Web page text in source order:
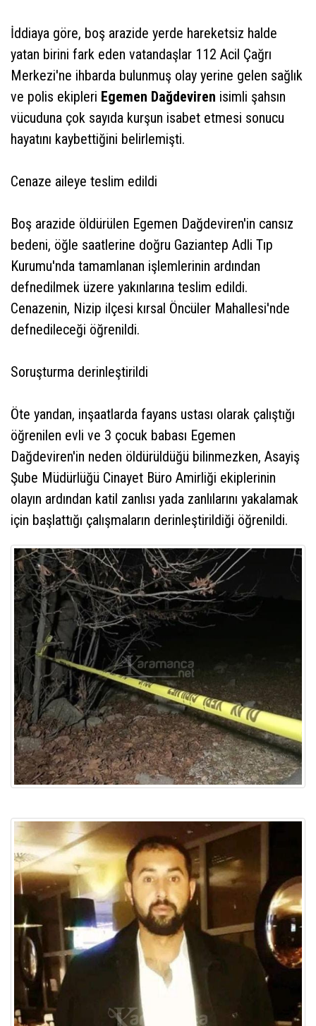
İddiaya göre, boş arazide yerde hareketsiz halde
yatan birini fark eden vatandaşlar 112 Acil Çağrı
Merkezi'ne ihbarda bulunmuş olay yerine gelen sağlık
ve polis ekipleri Egemen Dağdeviren isimli şahsın
vücuduna çok sayıda kurşun isabet etmesi sonucu
hayatını kaybettiğini belirlemişti.
Cenaze aileye teslim edildi
Boş arazide öldürülen Egemen Dağdeviren'in cansız
bedeni, öğle saatlerine doğru Gaziantep Adli Tıp
Kurumu'nda tamamlanan işlemlerinin ardından
defnedilmek üzere yakınlarına teslim edildi.
Cenazenin, Nizip ilçesi kırsal Öncüler Mahallesi'nde
defnedileceği öğrenildi.
Soruşturma derinleştirildi
Öte yandan, inşaatlarda fayans ustası olarak çalıştığı
öğrenilen evli ve 3 çocuk babası Egemen
Dağdeviren'in neden öldürüldüğü bilinmezken, Asayiş
Şube Müdürlüğü Cinayet Büro Amirliği ekiplerinin
olayın ardından katil zanlısı yada zanlılarını yakalamak
için başlattığı çalışmaların derinleştirildiği öğrenildi.